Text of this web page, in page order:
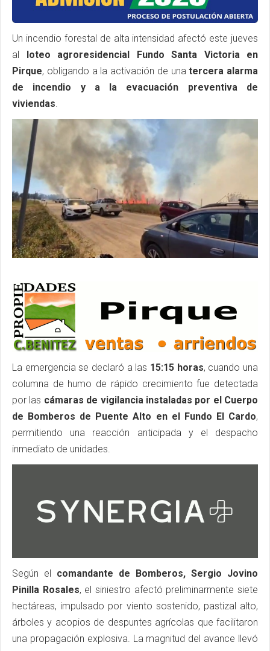
Un incendio forestal de alta intensidad afectó este jueves
al
loteo agroresidencial Fundo Santa Victoria en
Pirque, obligando a la activación de unatercera alarma
de incendio y a la evacuación preventiva de
viviendas.
La emergencia se declaró a las 15:15 horas, cuando una
columna de humo de rápido crecimiento fue detectada
por las cámaras de vigilancia instaladas por el Cuerpo
de Bomberos de Puente Alto en el Fundo El Cardo,
permitiendo una reacción anticipada y el despacho
inmediato de unidades.
Según el comandante de Bomberos, Sergio Jovino
Pinilla Rosales, el siniestro afectó preliminarmente siete
hectáreas, impulsado por viento sostenido, pastizal alto,
árboles y acopios de despuntes agrícolas que facilitaron
una propagación explosiva. La magnitud del avance llevó